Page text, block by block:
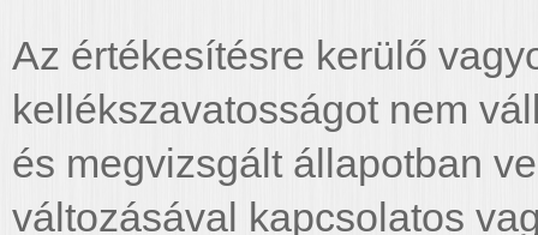
Az értékesítésre kerülő
kellékszavatosságot nem
és megvizsgált állapotban
változásával kapcsolatos